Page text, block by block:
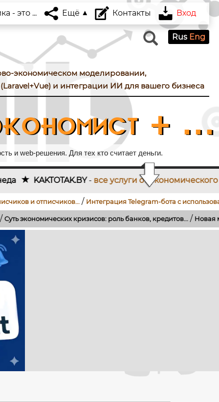
+ ...
и web-решения. Для тех кто считает деньги.
экономическом моделировании,
и интеграции ИИ для вашего бизнеса
Rus Eng
- это ... Ещё Контакты Вход
-все услуги от экономического проектирования
/Интеграция Telegram-бота с использованием.../Как
кризисов: роль банков, кредитов.../Новая модель поиска